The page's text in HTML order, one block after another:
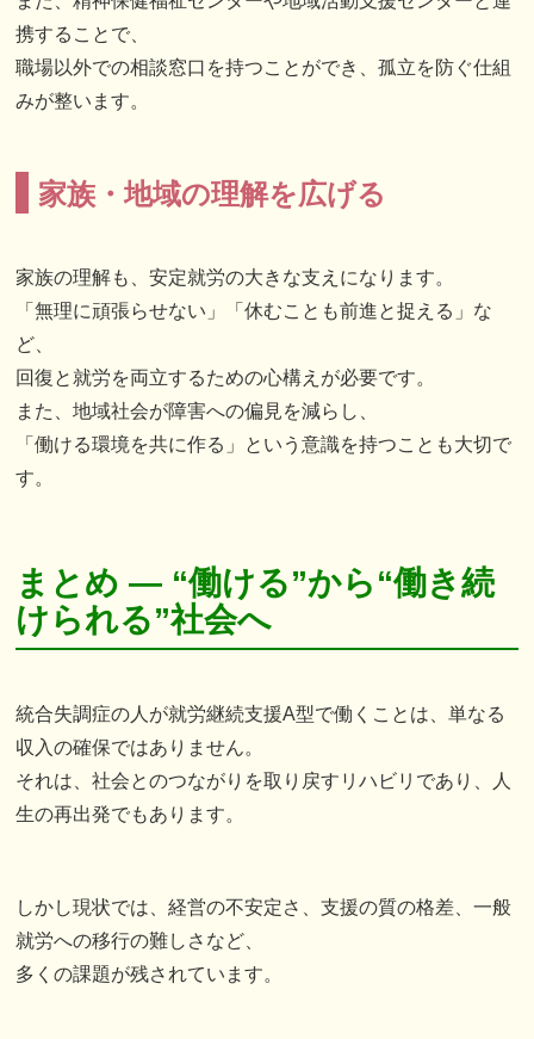
携することで、
職場以外での相談窓口を持つことができ、孤立を防ぐ仕組
みが整います。
家族・地域の理解を広げる
家族の理解も、安定就労の大きな支えになります。
「無理に頑張らせない」「休むことも前進と捉える」な
ど、
回復と就労を両立するための心構えが必要です。
また、地域社会が障害への偏見を減らし、
「働ける環境を共に作る」という意識を持つことも大切で
す。
まとめ ― “働ける”から“働き続
けられる”社会へ
統合失調症の人が就労継続支援A型で働くことは、単なる
収入の確保ではありません。
それは、社会とのつながりを取り戻すリハビリであり、人
生の再出発でもあります。
しかし現状では、経営の不安定さ、支援の質の格差、一般
就労への移行の難しさなど、
多くの課題が残されています。